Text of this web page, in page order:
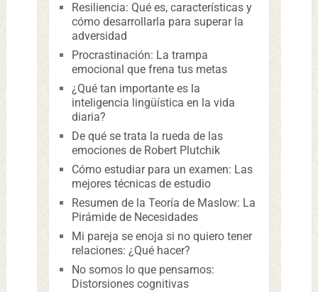
Resiliencia: Qué es, características y
cómo desarrollarla para superar la
adversidad
Procrastinación: La trampa
emocional que frena tus metas
¿Qué tan importante es la
inteligencia lingüística en la vida
diaria?
De qué se trata la rueda de las
emociones de Robert Plutchik
Cómo estudiar para un examen: Las
mejores técnicas de estudio
Resumen de la Teoría de Maslow: La
Pirámide de Necesidades
Mi pareja se enoja si no quiero tener
relaciones: ¿Qué hacer?
No somos lo que pensamos:
Distorsiones cognitivas